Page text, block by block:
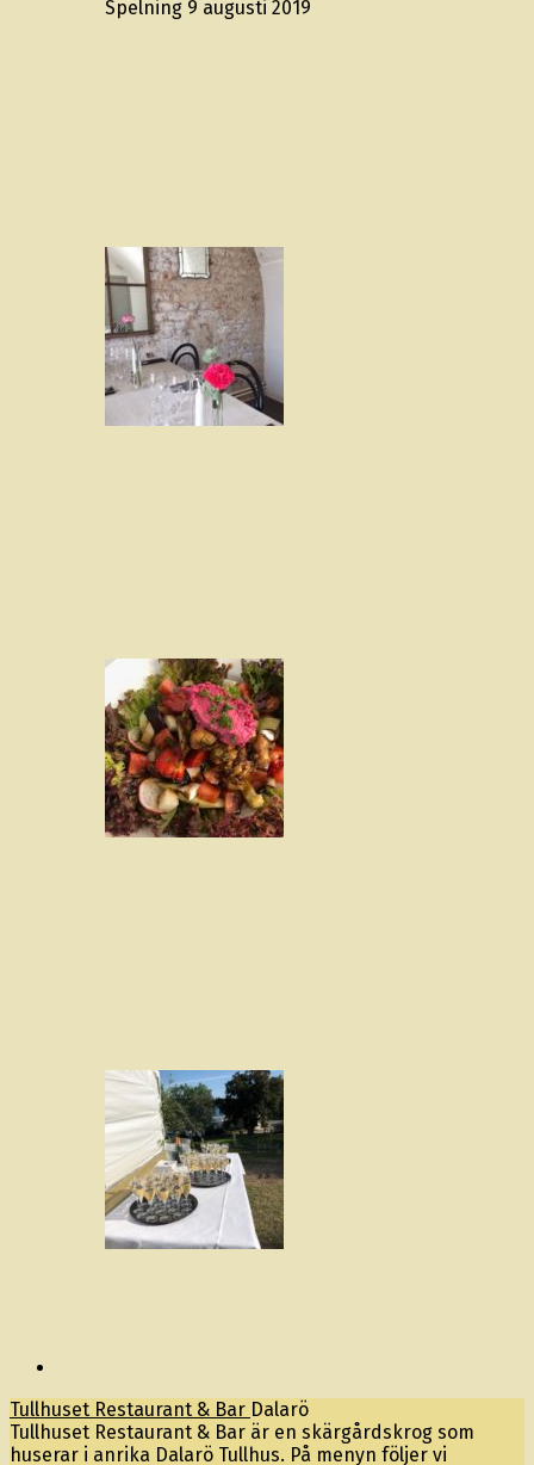
Spelning 9 augusti 2019
Tullhuset Restaurant & Bar Dalarö
Tullhuset Restaurant & Bar är en skärgårdskrog som
huserar i anrika Dalarö Tullhus. På menyn följer vi